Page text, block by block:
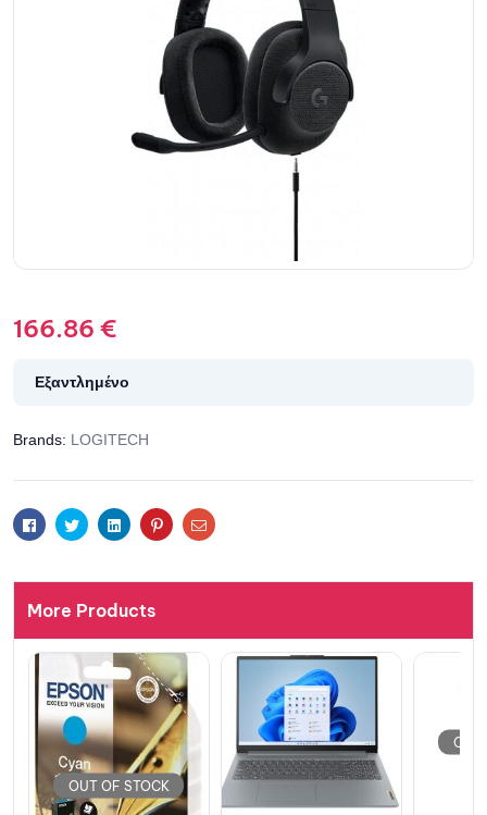
166.86 €
Εξαντλημένο
Brands: LOGITECH
FacebookTwitterLinkedinPinterestEmail
More Products
OUT OF STOCK